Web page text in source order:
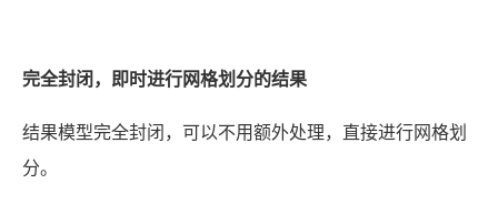
完全封闭，即时进行网格划分的结果
结果模型完全封闭，可以不用额外处理，直接进行网格划
分。